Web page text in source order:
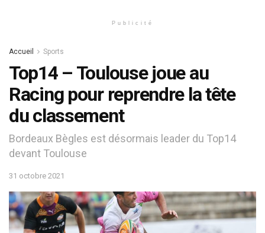
Publicité
Accueil Sports
Top14 – Toulouse joue au
Racing pour reprendre la tête
du classement
Bordeaux Bègles est désormais leader du Top14
devant Toulouse
31 octobre 2021